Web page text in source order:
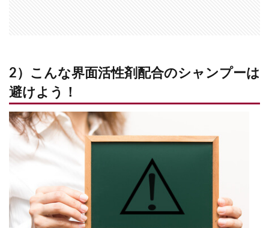
2）こんな界面活性剤配合のシャンプーは
避けよう！